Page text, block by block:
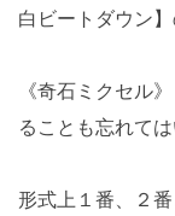
白ビートダウン
《奇石ミクセル
ることも忘れては
形式上１番、２